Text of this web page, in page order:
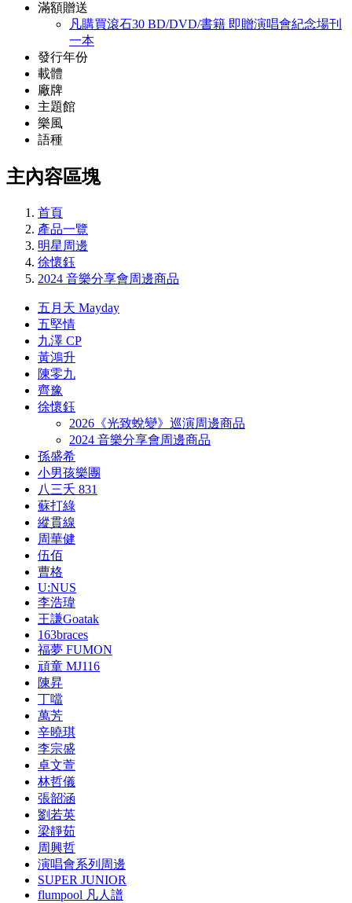
滿額贈送
凡購買滾石30 BD/DVD/書籍 即贈演唱會紀念場刊
一本
發行年份
載體
廠牌
主題館
樂風
語種
主內容區塊
首頁
產品一覽
明星周邊
徐懷鈺
2024 音樂分享會周邊商品
五月天 Mayday
五堅情
九澤 CP
黃鴻升
陳零九
齊豫
徐懷鈺
2026《光致蛻變》巡演周邊商品
2024 音樂分享會周邊商品
孫盛希
小男孩樂團
八三夭 831
蘇打綠
縱貫線
周華健
伍佰
曹格
U:NUS
李浩瑋
王謙Goatak
163braces
福夢 FUMON
頑童 MJ116
陳昇
丁噹
萬芳
辛曉琪
李宗盛
卓文萱
林哲儀
張韶涵
劉若英
梁靜茹
周興哲
演唱會系列周邊
SUPER JUNIOR
flumpool 凡人譜